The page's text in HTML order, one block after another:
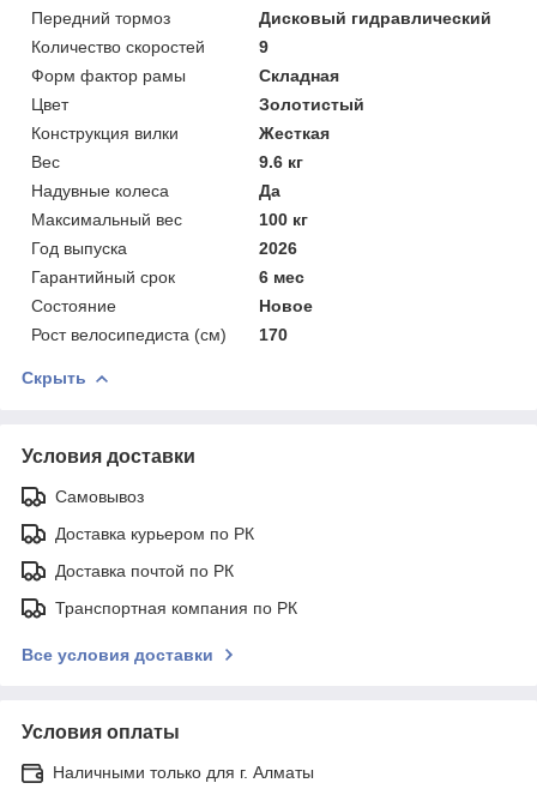
Передний тормоз
Дисковый гидравлический
Количество скоростей
9
Форм фактор рамы
Складная
Цвет
Золотистый
Конструкция вилки
Жесткая
Вес
9.6 кг
Надувные колеса
Да
Максимальный вес
100 кг
Год выпуска
2026
Гарантийный срок
6 мес
Состояние
Новое
Рост велосипедиста (см)
170
Скрыть
Условия доставки
Самовывоз
Доставка курьером по РК
Доставка почтой по РК
Транспортная компания по РК
Все условия доставки
Условия оплаты
Наличными только для г. Алматы